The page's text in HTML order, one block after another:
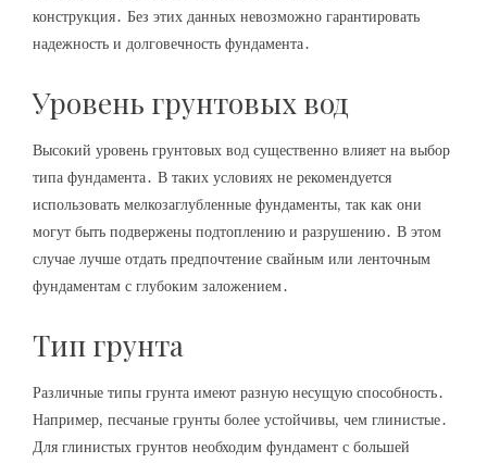
конструкция․ Без этих данных невозможно гарантировать
надежность и долговечность фундамента․
Уровень грунтовых вод
Высокий уровень грунтовых вод существенно влияет на выбор
типа фундамента․ В таких условиях не рекомендуется
использовать мелкозаглубленные фундаменты, так как они
могут быть подвержены подтоплению и разрушению․ В этом
случае лучше отдать предпочтение свайным или ленточным
фундаментам с глубоким заложением․
Тип грунта
Различные типы грунта имеют разную несущую способность․
Например, песчаные грунты более устойчивы, чем глинистые․
Для глинистых грунтов необходим фундамент с большей